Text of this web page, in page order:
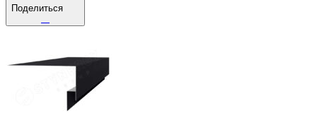
Поделиться